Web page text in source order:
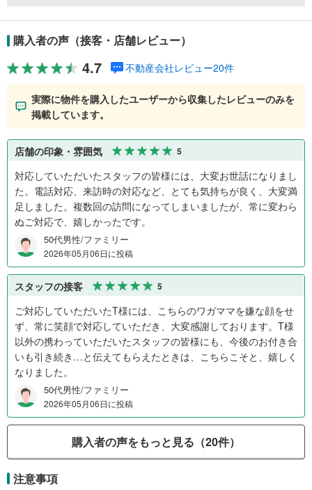
購入者の声（接客・店舗レビュー）
4.7 不動産会社レビュー20件
実際に物件を購入したユーザーから収集したレビューのみを
掲載しています。
店舗の印象・雰囲気 5
対応していただいたスタッフの皆様には、大変お世話になりまし
た。電話対応、来訪時の対応など、とても気持ちが良く、大変満
足しました。複数回の訪問になってしまいましたが、常に変わら
ぬご対応で、嬉しかったです。
50代男性/ファミリー
2026年05月06日に投稿
スタッフの接客 5
ご対応していただいたT様には、こちらのワガママを嫌な顔をせ
ず、常に笑顔で対応していただき、大変感謝しております。T様
以外の携わっていただいたスタッフの皆様にも、今後のお付き合
いも引き続き…と伝えてもらえたときは、こちらこそと、嬉しく
なりました。
50代男性/ファミリー
2026年05月06日に投稿
購入者の声をもっと見る（20件）
注意事項